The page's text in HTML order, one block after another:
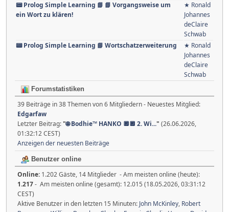
📟 Prolog Simple Learning 📘 📘 Vorgangsweise um
ein Wort zu klären!
★ Ronald
Johannes
deClaire
Schwab
📟 Prolog Simple Learning 📘 Wortschatzerweiterung
★ Ronald
Johannes
deClaire
Schwab
Forumstatistiken
39 Beiträge in 38 Themen von 6 Mitgliedern - Neuestes Mitglied:
Edgarfaw
Letzter Beitrag:"🌐 Bodhie™ HANKO 🔲🔲 2. Wi..." (26.06.2026,
01:32:12 CEST)
Anzeigen der neuesten Beiträge
Benutzer online
Online: 1.202 Gäste, 14 Mitglieder - Am meisten online (heute):
1.217- Am meisten online (gesamt): 12.015 (18.05.2026, 03:31:12
CEST)
Aktive Benutzer in den letzten 15 Minuten: John McKinley, Robert